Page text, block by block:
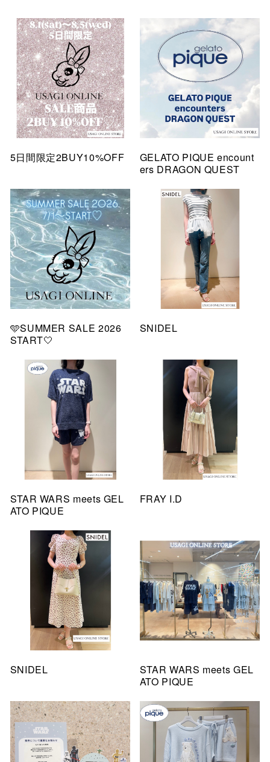
5日間限定2BUY10%OFF
GELATO PIQUE encount
ers DRAGON QUEST
🩵SUMMER SALE 2026
START🤍
SNIDEL
STAR WARS meets GEL
ATO PIQUE
FRAY I.D
SNIDEL
STAR WARS meets GEL
ATO PIQUE